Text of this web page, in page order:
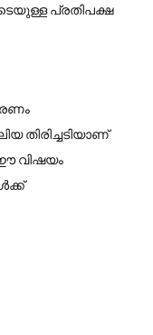
പ്രതിപക്ഷ
തിരിച്ചടിയാണ്
ഈ വിഷയം